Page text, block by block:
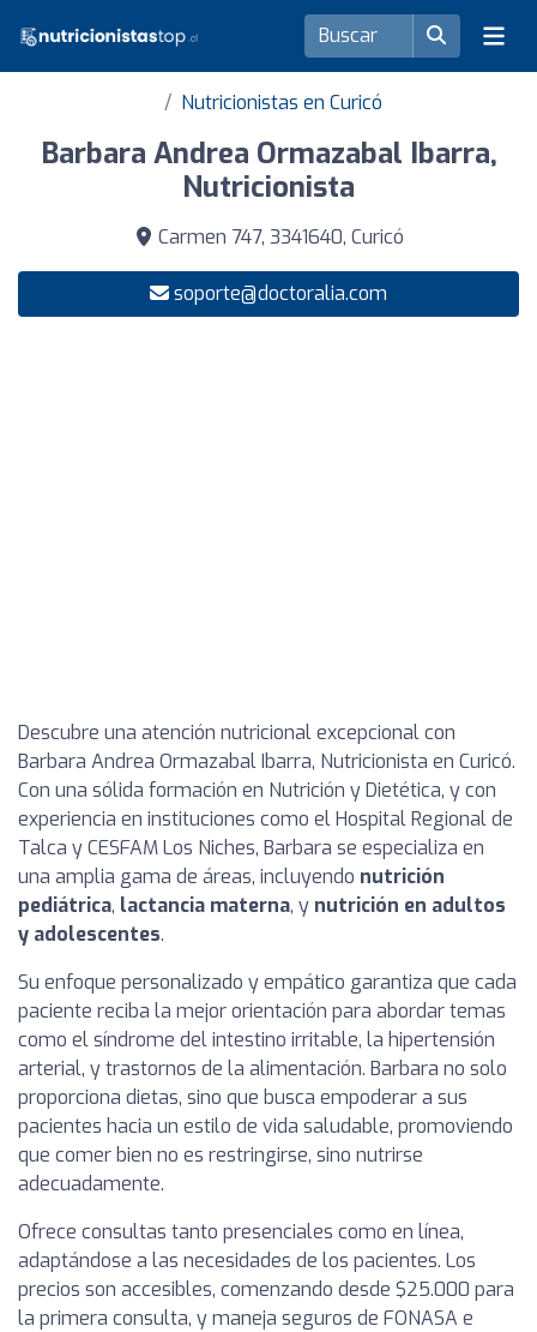
Nutricionistas en Curicó
Barbara Andrea Ormazabal Ibarra,
Nutricionista
Carmen 747, 3341640, Curicó
soporte@doctoralia.com
Descubre una atención nutricional excepcional con
Barbara Andrea Ormazabal Ibarra, Nutricionista en Curicó.
Con una sólida formación en Nutrición y Dietética, y con
experiencia en instituciones como el Hospital Regional de
Talca y CESFAM Los Niches, Barbara se especializa en
una amplia gama de áreas, incluyendo nutrición
pediátrica, lactancia materna, y nutrición en adultos
y adolescentes.
Su enfoque personalizado y empático garantiza que cada
paciente reciba la mejor orientación para abordar temas
como el síndrome del intestino irritable, la hipertensión
arterial, y trastornos de la alimentación. Barbara no solo
proporciona dietas, sino que busca empoderar a sus
pacientes hacia un estilo de vida saludable, promoviendo
que comer bien no es restringirse, sino nutrirse
adecuadamente.
Ofrece consultas tanto presenciales como en línea,
adaptándose a las necesidades de los pacientes. Los
precios son accesibles, comenzando desde $25.000 para
la primera consulta, y maneja seguros de FONASA e